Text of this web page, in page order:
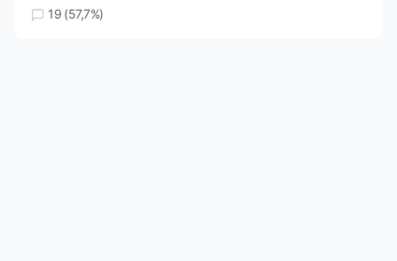
19 (57,7%)